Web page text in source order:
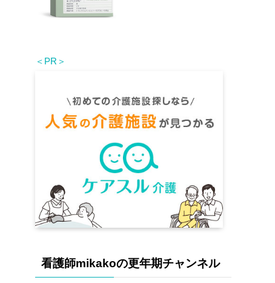
＜PR＞
看護師mikakoの更年期チャンネル